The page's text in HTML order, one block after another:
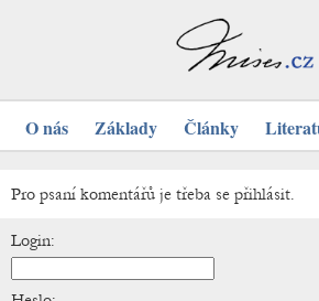
O nás Základy Články
Pro psaní komentářů je třeba se přihlásit.
Login: